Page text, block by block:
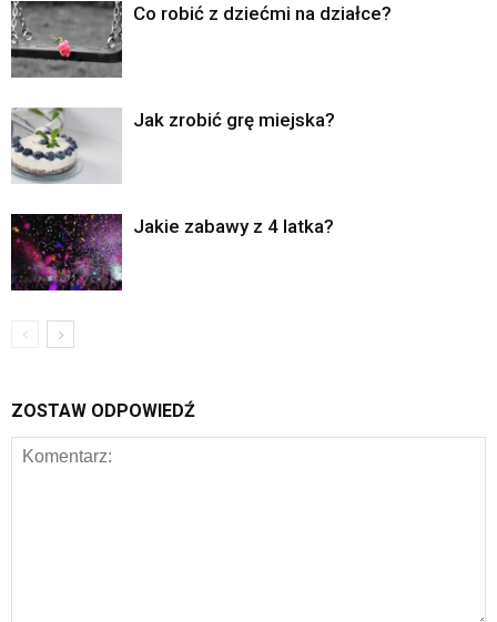
Co robić z dziećmi na działce?
Jak zrobić grę miejska?
Jakie zabawy z 4 latka?
ZOSTAW ODPOWIEDŹ